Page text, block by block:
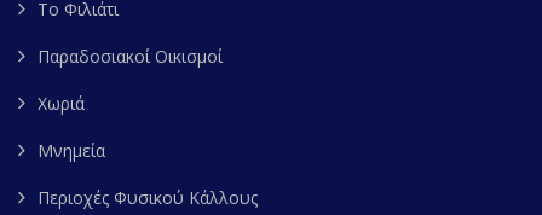
Το Φιλιάτι
Παραδοσιακοί Οικισμοί
Χωριά
Μνημεία
Περιοχές Φυσικού Κάλλους